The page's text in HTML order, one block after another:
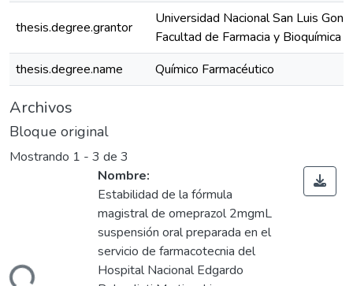
thesis.degree.grantor
Universidad Nacional San Luis
Facultad de Farmacia y Bioquímica
thesis.degree.name
Químico Farmacéutico
Archivos
Bloque original
Mostrando 1 - 3 de 3
Cargando...
Nombre:
Estabilidad de la fórmula
magistral de omeprazol 2mgmL
suspensión oral preparada en el
servicio de farmacotecnia del
Hospital Nacional Edgardo